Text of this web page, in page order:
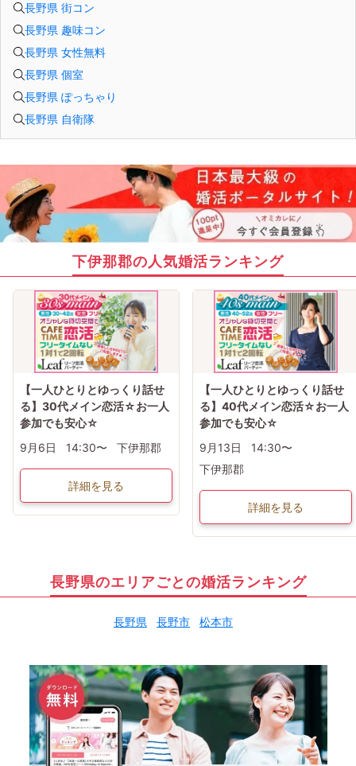
長野県 街コン
長野県 趣味コン
長野県 女性無料
長野県 個室
長野県 ぽっちゃり
長野県 自衛隊
下伊那郡の人気婚活ランキング
【一人ひとりとゆっくり話せ
る】30代メイン恋活☆お一人
参加でも安心☆
9月6日
14:30〜 下伊那郡
詳細を見る
【一人ひとりとゆっくり話せ
る】40代メイン恋活☆お一人
参加でも安心☆
9月13日
14:30〜
下伊那郡
詳細を見る
長野県のエリアごとの婚活ランキング
長野県 長野市 松本市